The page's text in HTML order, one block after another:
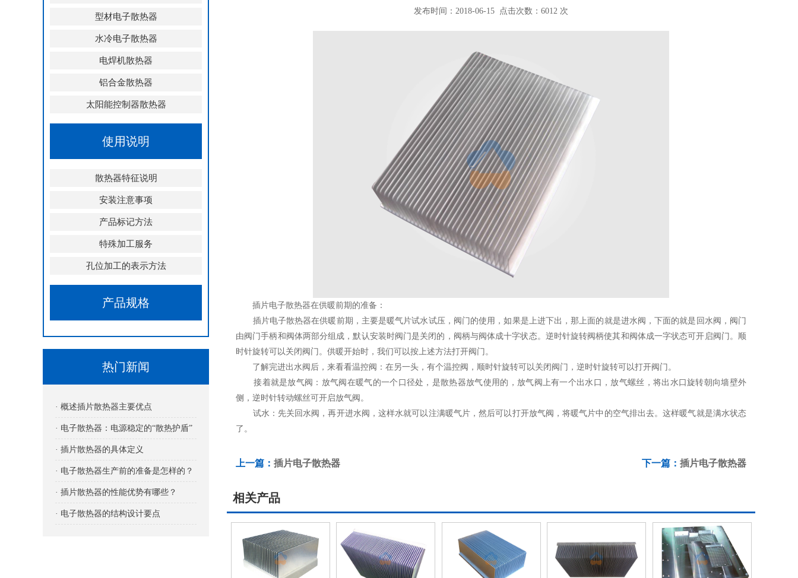
型材电子散热器
水冷电子散热器
电焊机散热器
铝合金散热器
太阳能控制器散热器
使用说明
散热器特征说明
安装注意事项
产品标记方法
特殊加工服务
孔位加工的表示方法
产品规格
热门新闻
· 概述插片散热器主要优点
· 电子散热器：电源稳定的“散热护盾”
· 插片散热器的具体定义
· 电子散热器生产前的准备是怎样的？
· 插片散热器的性能优势有哪些？
· 电子散热器的结构设计要点
发布时间：2018-06-15 点击次数：6012 次
插片电子散热器在供暖前期的准备：
插片电子散热器在供暖前期，主要是暖气片试水试压，阀门的使用，如果是上进下出，那上面的就是进水阀，下面的就是回水阀，阀门
由阀门手柄和阀体两部分组成，默认安装时阀门是关闭的，阀柄与阀体成十字状态。逆时针旋转阀柄使其和阀体成一字状态可开启阀门。顺
时针旋转可以关闭阀门。供暖开始时，我们可以按上述方法打开阀门。
了解完进出水阀后，来看看温控阀：在另一头，有个温控阀，顺时针旋转可以关闭阀门，逆时针旋转可以打开阀门。
接着就是放气阀：放气阀在暖气的一个口径处，是散热器放气使用的，放气阀上有一个出水口，放气螺丝，将出水口旋转朝向墙壁外
侧，逆时针转动螺丝可开启放气阀。
试水：先关回水阀，再开进水阀，这样水就可以注满暖气片，然后可以打开放气阀，将暖气片中的空气排出去。这样暖气就是满水状态
了。
上一篇： 插片电子散热器 下一篇： 插片电子散热器
相关产品